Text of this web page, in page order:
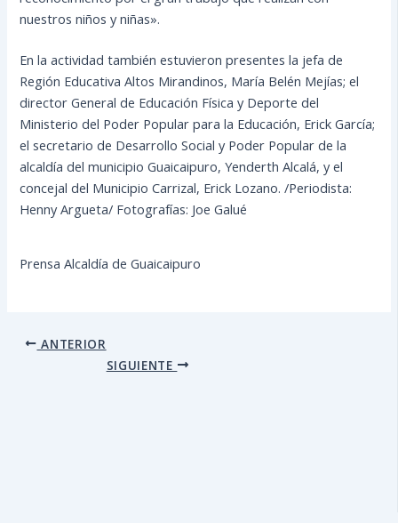
nuestros niños y niñas».
En la actividad también estuvieron presentes la jefa de
Región Educativa Altos Mirandinos, María Belén Mejías; el
director General de Educación Física y Deporte del
Ministerio del Poder Popular para la Educación, Erick García;
el secretario de Desarrollo Social y Poder Popular de la
alcaldía del municipio Guaicaipuro, Yenderth Alcalá, y el
concejal del Municipio Carrizal, Erick Lozano. /Periodista:
Henny Argueta/ Fotografías: Joe Galué
Prensa Alcaldía de Guaicaipuro
ANTERIOR
SIGUIENTE